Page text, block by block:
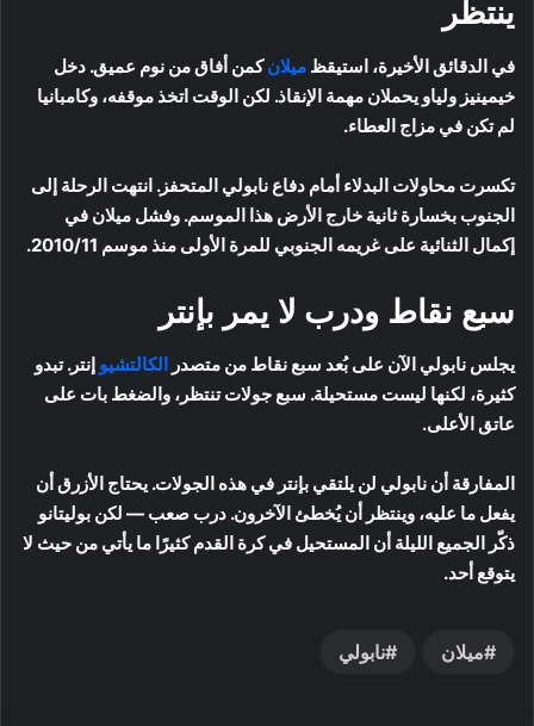
ينتظر
في الدقائق الأخيرة، استيقظ ميلانكمن أفاق من نوم عميق. دخل
خيمينيز ولياو يحملان مهمة الإنقاذ. لكن الوقت اتخذ موقفه، وكامبانيا
لم تكن في مزاج العطاء.
تكسرت محاولات البدلاء أمام دفاع نابولي المتحفز. انتهت الرحلة إلى
الجنوب بخسارة ثانية خارج الأرض هذا الموسم. وفشل ميلان في
إكمال الثنائية على غريمه الجنوبي للمرة الأولى منذ موسم 2010/11.
سبع نقاط ودرب لا يمر بإنتر
يجلس نابولي الآن على بُعد سبع نقاط من متصدر الكالتشيو إنتر. تبدو
كثيرة، لكنها ليست مستحيلة. سبع جولات تنتظر، والضغط بات على
عاتق الأعلى.
المفارقة أن نابولي لن يلتقي بإنتر في هذه الجولات. يحتاج الأزرق أن
يفعل ما عليه، وينتظر أن يُخطئ الآخرون. درب صعب — لكن بوليتانو
ذكّر الجميع الليلة أن المستحيل في كرة القدم كثيرًا ما يأتي من حيث لا
يتوقع أحد.
ميلان نابولي